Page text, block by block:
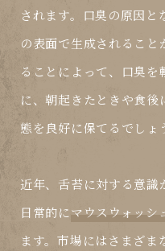
されます。口臭の原因
の表面で生成されるこ
ることによって、口臭
に、朝起きたときや食
態を良好に保てるでしょ
近年、舌苔に対する意識
日常的にマウスウォッシ
ます。市場にはさまざ